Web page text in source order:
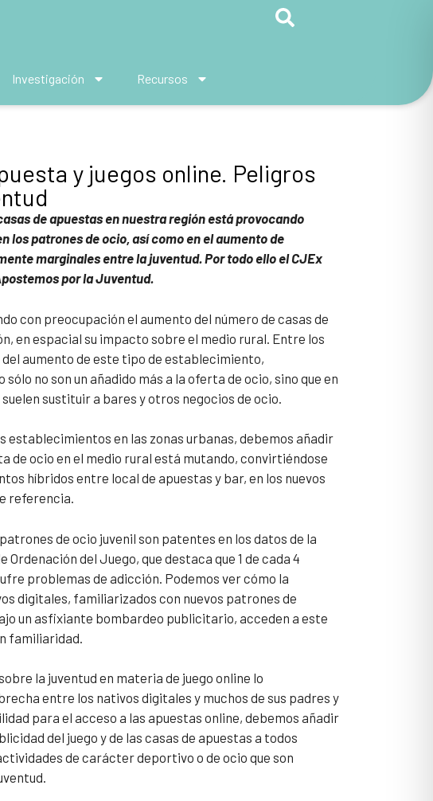
Investigación Recursos
y juegos online. Peligros
de apuestas en nuestra región está provocando
los patrones de ocio, así como en el aumento de
marginales entre la juventud. Por todo ello el CJEx
por la Juventud.
con preocupación el aumento del número de casas de
en espacial su impacto sobre el medio rural. Entre los
aumento de este tipo de establecimiento,
no son un añadido más a la oferta de ocio, sino que en
sustituir a bares y otros negocios de ocio.
establecimientos en las zonas urbanas, debemos añadir
de ocio en el medio rural está mutando, convirtiéndose
híbridos entre local de apuestas y bar, en los nuevos
referencia.
de ocio juvenil son patentes en los datos de la
Ordenación del Juego, que destaca que 1 de cada 4
problemas de adicción. Podemos ver cómo la
digitales, familiarizados con nuevos patrones de
un asfixiante bombardeo publicitario, acceden a este
familiaridad.
la juventud en materia de juego online lo
entre los nativos digitales y muchos de sus padres y
para el acceso a las apuestas online, debemos añadir
del juego y de las casas de apuestas a todos
de carácter deportivo o de ocio que son